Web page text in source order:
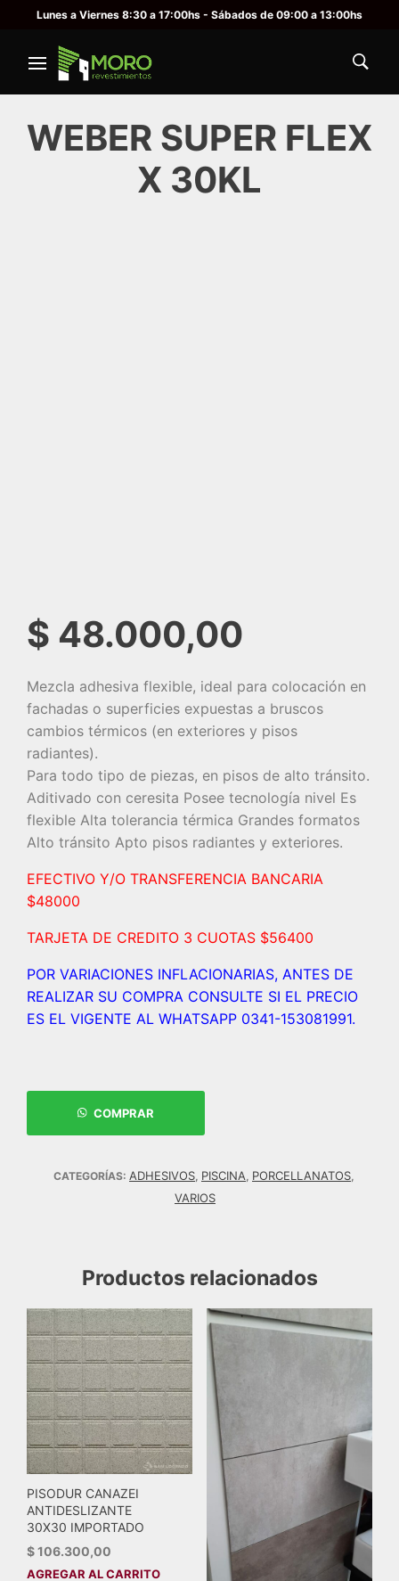
Lunes a Viernes 8:30 a 17:00hs - Sábados de 09:00 a 13:00hs
WEBER SUPER FLEX
X 30KL
$ 48.000,00
Mezcla adhesiva flexible, ideal para colocación en
fachadas o superficies expuestas a bruscos
cambios térmicos (en exteriores y pisos
radiantes).
Para todo tipo de piezas, en pisos de alto tránsito.
Aditivado con ceresita Posee tecnología nivel Es
flexible Alta tolerancia térmica Grandes formatos
Alto tránsito Apto pisos radiantes y exteriores.
EFECTIVO Y/O TRANSFERENCIA BANCARIA
$48000
TARJETA DE CREDITO 3 CUOTAS $56400
POR VARIACIONES INFLACIONARIAS, ANTES DE
REALIZAR SU COMPRA CONSULTE SI EL PRECIO
ES EL VIGENTE AL WHATSAPP 0341-153081991.
COMPRAR
CATEGORÍAS: ADHESIVOS PISCINA PORCELLANATOS
VARIOS
Productos relacionados
PISODUR CANAZEI
ANTIDESLIZANTE
30X30 IMPORTADO
$106.300,00
AGREGAR AL CARRITO